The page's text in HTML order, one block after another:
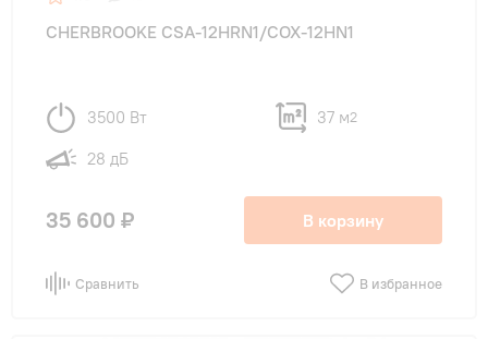
CHERBROOKE CSA-12HRN1/COX-12HN1
3500 Вт 37 м2
28 дБ
35 600 ₽ В корзину
Сравнить В избранное